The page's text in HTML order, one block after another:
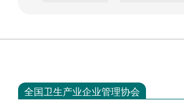
全国卫生产业企业管理协会